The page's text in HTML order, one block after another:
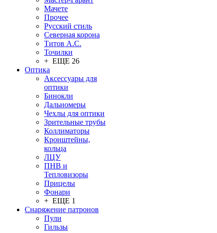
Мачете
Прочее
Русский стиль
Северная корона
Титов А.С.
Точилки
+ ЕЩЕ 26
Оптика
Аксессуары для
оптики
Бинокли
Дальномеры
Чехлы для оптики
Зрительные трубы
Коллиматоры
Кронштейны,
кольца
ЛЦУ
ПНВ и
Тепловизоры
Прицелы
Фонари
+ ЕЩЕ 1
Снаряжение патронов
Пули
Гильзы